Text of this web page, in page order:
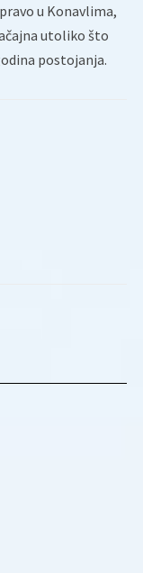
u Konavlima,
utoliko što
postojanja.